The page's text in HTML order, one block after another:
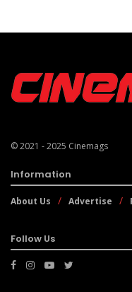
© 2021 - 2025 Cinemags
Information
About Us Advertise
Follow Us